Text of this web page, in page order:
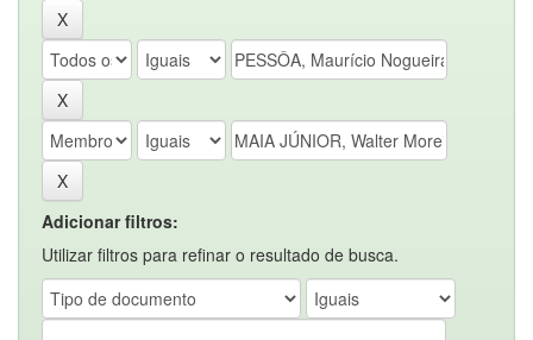
Adicionar filtros:
Utilizar filtros para refinar o resultado de busca.